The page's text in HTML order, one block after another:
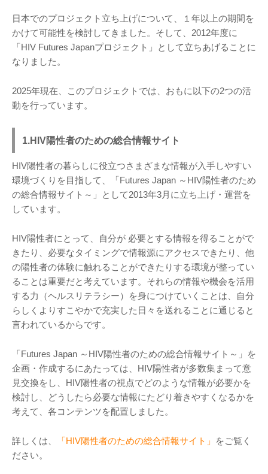
日本でのプロジェクト立ち上げについて、１年以上の期間を
かけて可能性を検討してきました。そして、2012年度に
「HIV Futures Japanプロジェクト」として立ちあげることに
なりました。
2025年現在、このプロジェクトでは、おもに以下の2つの活
動を行っています。
1.HIV陽性者のための総合情報サイト
HIV陽性者の暮らしに役立つさまざまな情報が入手しやすい
環境づくりを目指して、「Futures Japan ～HIV陽性者のため
の総合情報サイト～」として2013年3月に立ち上げ・運営を
しています。
HIV陽性者にとって、自分が 必要とする情報を得ることがで
きたり、必要なタイミングで情報源にアクセスできたり、他
の陽性者の体験に触れることができたりする環境が整ってい
ることは重要だと考えています。それらの情報や機会を活用
する力（ヘルスリテラシー）を身につけていくことは、自分
らしくよりすこやかで充実した日々を送れることに通じると
言われているからです。
「Futures Japan ～HIV陽性者のための総合情報サイト～」を
企画・作成するにあたっては、HIV陽性者が多数集まって意
見交換をし、HIV陽性者の視点でどのような情報が必要かを
検討し、どうしたら必要な情報にたどり着きやすくなるかを
考えて、各コンテンツを配置しました。
詳しくは、 「HIV陽性者のための総合情報サイト」
をご覧く
ださい。